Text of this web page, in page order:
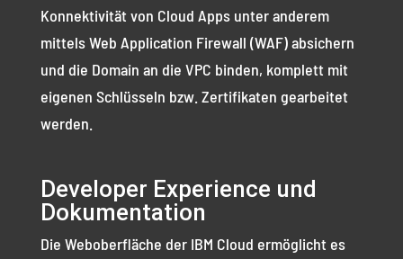
Konnektivität von Cloud Apps unter anderem
mittels Web Application Firewall (WAF) absichern
und die Domain an die VPC binden, komplett mit
eigenen Schlüsseln bzw. Zertifikaten gearbeitet
werden.
Developer Experience und
Dokumentation
Die Weboberfläche der IBM Cloud ermöglicht es